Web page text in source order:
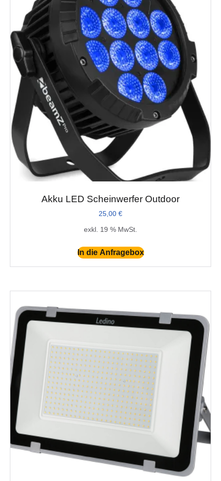
Akku LED Scheinwerfer Outdoor
25,00 €
exkl. 19 % MwSt.
In die Anfragebox